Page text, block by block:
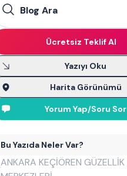
Blog Ara
Ücretsiz Teklif Al
Yazıyı Oku
Harita Görünümü
Yorum Yap/Soru Sor
Bu Yazıda Neler Var?
ANKARA KEÇİÖREN GÜZELLİK